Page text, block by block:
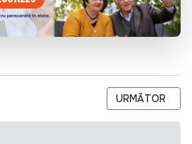
IP UNIVERSITATEA TEHNICĂ A
ARTICOLUL
URMĂTOR